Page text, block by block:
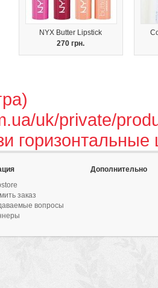
NYX Butter Lipstick
270 грн.
uk/private/
горизонтальные
заказ
вопросы
Дополнительно